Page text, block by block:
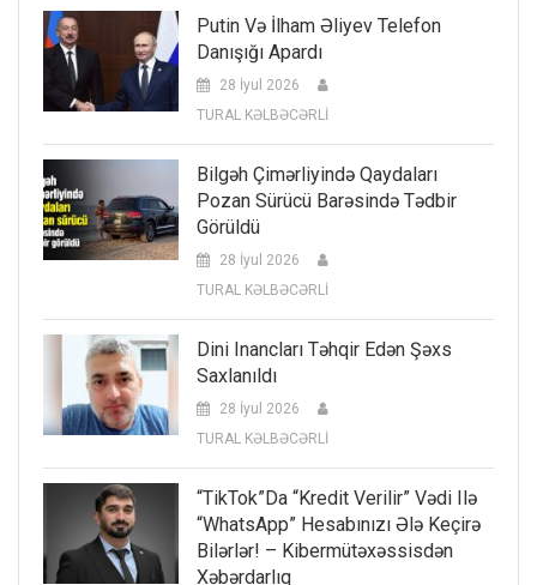
Putin Və İlham Əliyev Telefon
Danışığı Apardı
28 İyul 2026
TURAL KƏLBƏCƏRLİ
Bilgəh Çimərliyində Qaydaları
Pozan Sürücü Barəsində Tədbir
Görüldü
28 İyul 2026
TURAL KƏLBƏCƏRLİ
Dini Inancları Təhqir Edən Şəxs
Saxlanıldı
28 İyul 2026
TURAL KƏLBƏCƏRLİ
“TikTok”da “kredit Verilir” Vədi Ilə
“WhatsApp” Hesabınızı Ələ Keçirə
Bilərlər! – Kibermütəxəssisdən
Xəbərdarlıq